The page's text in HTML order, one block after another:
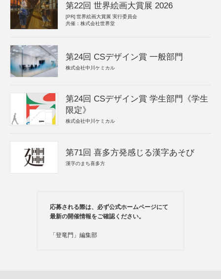
第22回 世界絵画大賞展 2026
[PR] 世界絵画大賞展 実行委員会
共催：株式会社世界堂
第24回 CSデザイン賞 一般部門
株式会社中川ケミカル
第24回 CSデザイン賞 学生部門《学生
限定》
株式会社中川ケミカル
第71回 喜多方発感じる漢字あそび
漢字のまち喜多方
応募される際は、必ず公式ホームページにて
最新の開催情報をご確認ください。
「登竜門」編集部